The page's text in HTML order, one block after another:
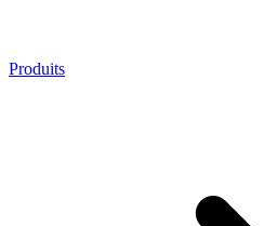
Produits